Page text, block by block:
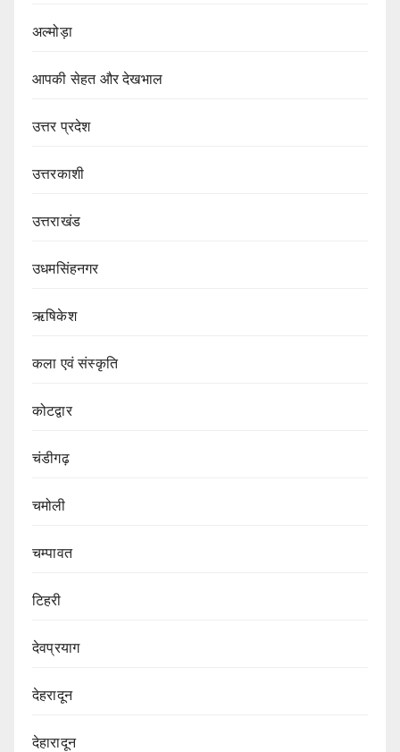
अल्मोड़ा
आपकी सेहत और देखभाल
उत्तर प्रदेश
उत्तरकाशी
उत्तराखंड
उधमसिंहनगर
ऋषिकेश
कला एवं संस्कृति
कोटद्वार
चंडीगढ़
चमोली
चम्पावत
टिहरी
देवप्रयाग
देहरादून
देहारादून